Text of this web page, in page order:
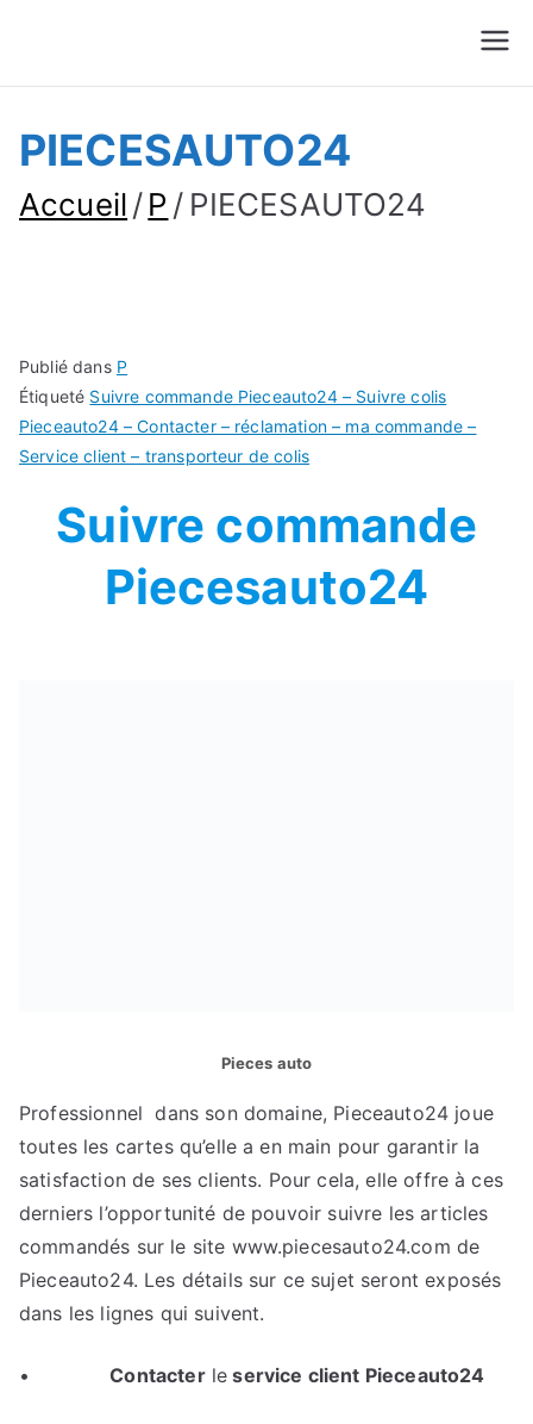
Suivre Colis - Suivre
Commande
PIECESAUTO24
Accueil P PIECESAUTO24
Publié dans P
Étiqueté Suivre commande Pieceauto24 – Suivre colis
Pieceauto24 – Contacter – réclamation – ma commande –
Service client – transporteur de colis
Suivre commande
Piecesauto24
Pieces auto
Professionnel dans son domaine, Pieceauto24 joue
toutes les cartes qu’elle a en main pour garantir la
satisfaction de ses clients. Pour cela, elle offre à ces
derniers l’opportunité de pouvoir suivre les articles
commandés sur le site www.piecesauto24.com de
Pieceauto24. Les détails sur ce sujet seront exposés
dans les lignes qui suivent.
•Contacterle service client Pieceauto24